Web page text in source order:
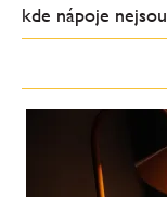
kde nápoje